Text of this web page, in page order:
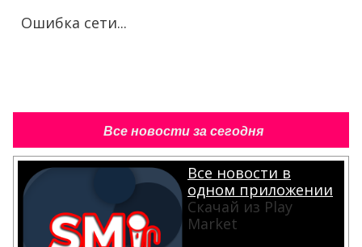
Ошибка сети...
Все новости за сегодня
Все новости в
одном приложении
Скачай из Play
Market